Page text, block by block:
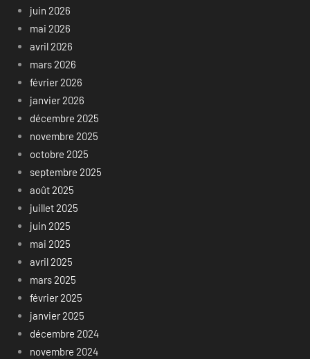
juin 2026
mai 2026
avril 2026
mars 2026
février 2026
janvier 2026
décembre 2025
novembre 2025
octobre 2025
septembre 2025
août 2025
juillet 2025
juin 2025
mai 2025
avril 2025
mars 2025
février 2025
janvier 2025
décembre 2024
novembre 2024